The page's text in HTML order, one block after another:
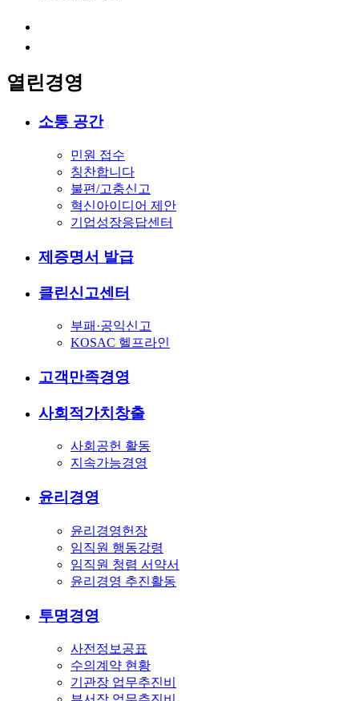
열린경영
소통 공간
민원 접수
칭찬합니다
불편/고충신고
혁신아이디어 제안
기업성장응답센터
제증명서 발급
클린신고센터
부패·공익신고
KOSAC 헬프라인
고객만족경영
사회적가치창출
사회공헌 활동
지속가능경영
윤리경영
윤리경영헌장
임직원 행동강령
임직원 청렴 서약서
윤리경영 추진활동
투명경영
사전정보공표
수의계약 현황
기관장 업무추진비